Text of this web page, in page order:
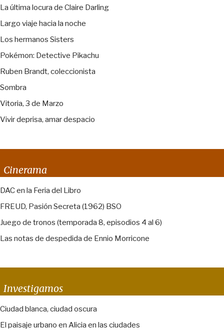
La última locura de Claire Darling
Largo viaje hacia la noche
Los hermanos Sisters
Pokémon: Detective Pikachu
Ruben Brandt, coleccionista
Sombra
Vitoria, 3 de Marzo
Vivir deprisa, amar despacio
Cinerama
DAC en la Feria del Libro
FREUD, Pasión Secreta (1962) BSO
Juego de tronos (temporada 8, episodios 4 al 6)
Las notas de despedida de Ennio Morricone
Investigamos
Ciudad blanca, ciudad oscura
El paisaje urbano en Alicia en las ciudades